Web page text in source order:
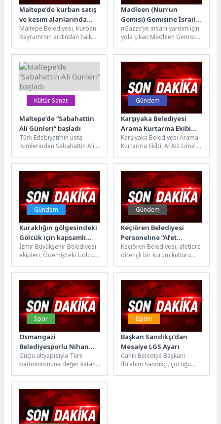
Maltepe’de kurban satış
ve kesim alanlarında
ilaçlama çalışmaları
sürüyor
Maltepe Belediyesi, Kurban
Bayramı’nın ardından halk
hastalık riskini önlemek
amacıyla kurban...
Madleen (Nun’un
Gemisi) Gemisine İsrail
Müdahale Etti!
nGazze’ye insani yardım için
yola çıkan Madleen Gemisini
aktivistler kaçırıldıklarını
öne...
Kültür Sanat
Maltepe’de “Sabahattin
Ali Günleri” başladı
Türk Edebiyatı’nın usta
isimlerinden Sabahattin Ali,
yıldönümünde Maltepe
Belediyesi’nin düzenlediği
“Sabahattin Ali Günleri”...
Gündem
Karşıyaka Belediyesi
Arama Kurtarma Ekibi
hayat kurtaracak!
Karşıyaka Belediyesi Arama
Kurtarma Ekibi, AFAD İzmir İl
eğitimlerini başarıyla
tamamladı. Ekip için...
Gündem
Kuraklığın gölgesindeki
Gölcük için kapsamlı
temizlik
İzmir Büyükşehir Belediyesi
ekipleri, Ödemiş’teki Gölcük
ekolojik dengeyi korumak
amacıyla iki...
Gündem
Keçiören Belediyesi
Personeline “Afet
Farkındalık ve Yangınla
Mücadele Eğitimi”
Keçiören Belediyesi, afetlere
dirençli bir kurum kültürü
afet ile acil durumlara
hazırlık...
Spor
Osmangazi
Belediyesporlu Nihan
Tahran Avrupa Yolunda
Güçlü altyapısıyla Türk
badmintonuna değer katan
yetiştirdiği sporcu ve
antrenörüyle U15 Avrupa
Badminton...
Eğitim
Başkan Sandıkçı’dan
Mesaiye LGS Ayarı
Canik Belediye Başkanı
İbrahim Sandıkçı, çocuğu